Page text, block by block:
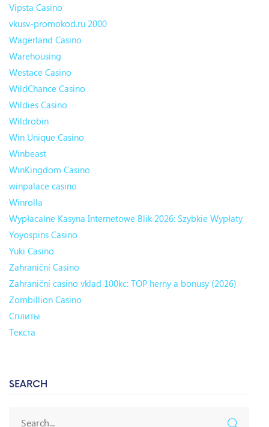
Vipsta Casino
vkusv-promokod.ru 2000
Wagerland Casino
Warehousing
Westace Casino
WildChance Casino
Wildies Casino
Wildrobin
Win Unique Casino
Winbeast
WinKingdom Casino
winpalace casino
Winrolla
Wypłacalne Kasyna Internetowe Blik 2026: Szybkie Wypłaty
Yoyospins Casino
Yuki Casino
Zahraniční Casino
Zahraniční casino vklad 100kc: TOP herny a bonusy (2026)
Zombillion Casino
Сплиты
Текста
SEARCH